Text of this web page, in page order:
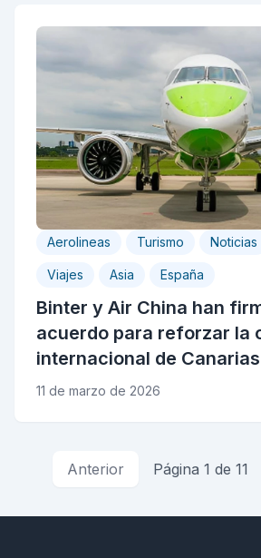
Aerolineas Turismo Noticias
Viajes Asia España
Binter y Air China han
acuerdo para reforzar la
internacional de Canarias
11 de marzo de 2026
Anterior Página 1 de 11